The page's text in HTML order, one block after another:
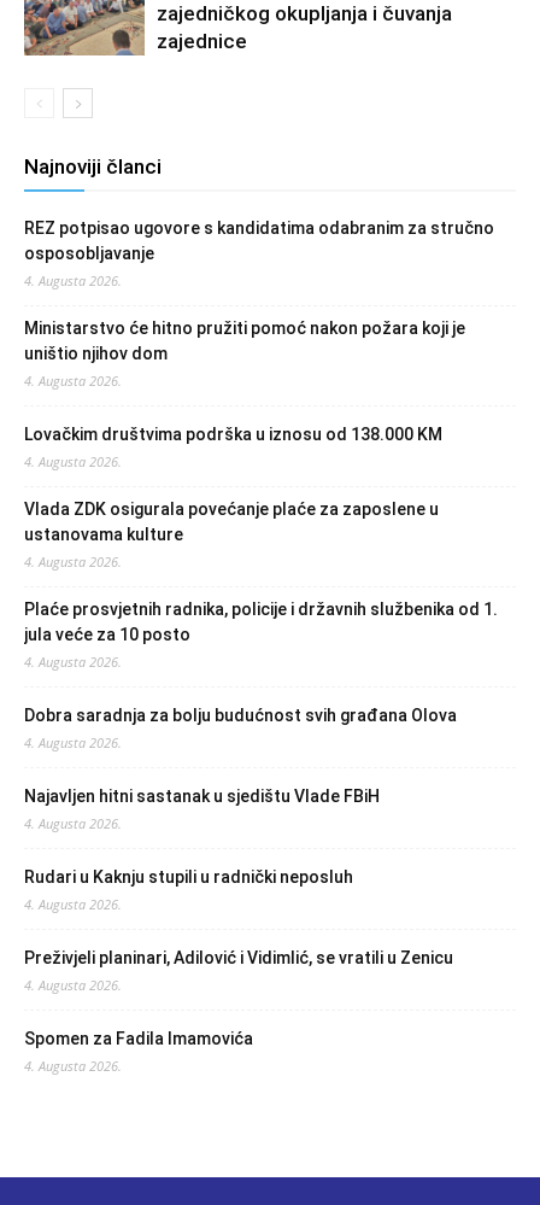
zajedničkog okupljanja i čuvanja
zajednice
Najnoviji članci
REZ potpisao ugovore s kandidatima odabranim za stručno
osposobljavanje
4. Augusta 2026.
Ministarstvo će hitno pružiti pomoć nakon požara koji je
uništio njihov dom
4. Augusta 2026.
Lovačkim društvima podrška u iznosu od 138.000 KM
4. Augusta 2026.
Vlada ZDK osigurala povećanje plaće za zaposlene u
ustanovama kulture
4. Augusta 2026.
Plaće prosvjetnih radnika, policije i državnih službenika od 1.
jula veće za 10 posto
4. Augusta 2026.
Dobra saradnja za bolju budućnost svih građana Olova
4. Augusta 2026.
Najavljen hitni sastanak u sjedištu Vlade FBiH
4. Augusta 2026.
Rudari u Kaknju stupili u radnički neposluh
4. Augusta 2026.
Preživjeli planinari, Adilović i Vidimlić, se vratili u Zenicu
4. Augusta 2026.
Spomen za Fadila Imamovića
4. Augusta 2026.